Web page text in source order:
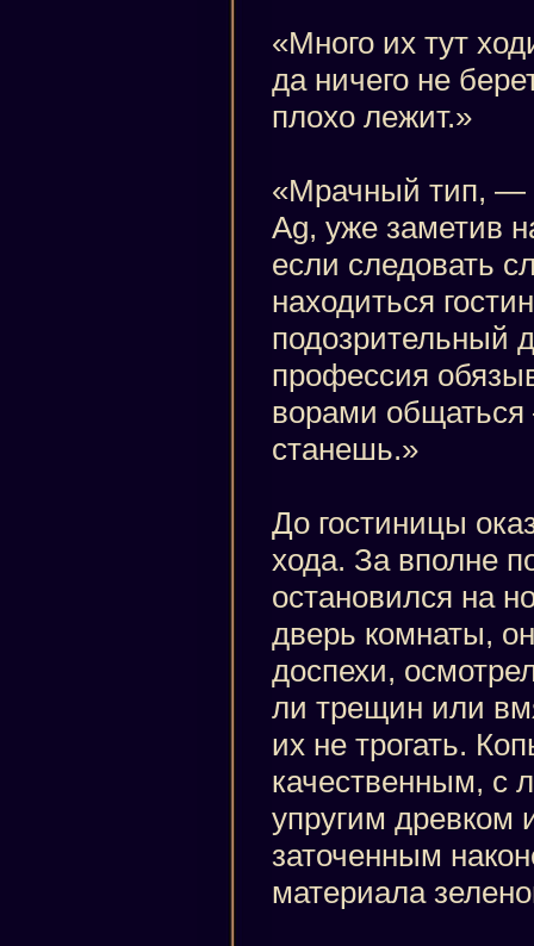
«Много их тут
да ничего не
плохо лежит.»
«Мрачный тип, —
Ag, уже заметив
если следовать
находиться
подозрительный
профессия
ворами
станешь.»
До гостиницы
хода. За вполне
остановился на
дверь комнаты,
доспехи,
ли трещин или
их не трогать.
качественным, с
упругим древком
заточенным
материала